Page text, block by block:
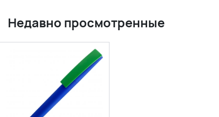
Недавно просмотренные